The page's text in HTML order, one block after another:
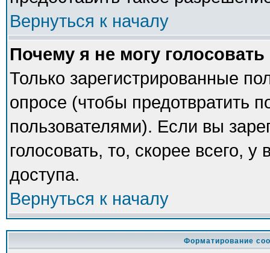
Вернуться к началу
Почему я не могу
Только зарегистрированные
опросе (чтобы предотвратить
пользователями). Если вы
голосовать, то, скорее всего,
доступа.
Вернуться к началу
Форматирование